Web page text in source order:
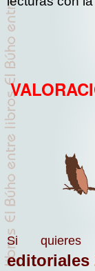
Si
editoriales